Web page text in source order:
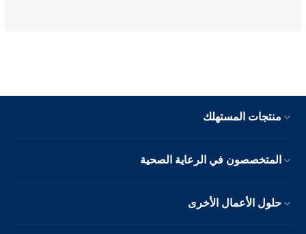
منتجات المستهلك
المتخصصون في الرعاية الصحية
حلول الأعمال الأخرى